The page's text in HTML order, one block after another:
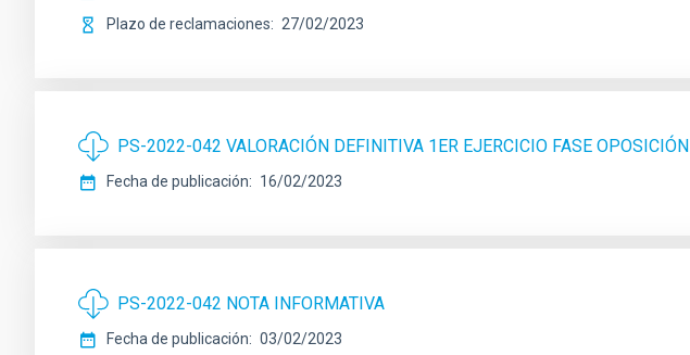
Plazo de reclamaciones
27/02/2023
PS-2022-042 VALORACIÓN DEFINITIVA 1ER EJERCICIO FASE OPOSICIÓN
Fecha de publicación 16/02/2023
PS-2022-042 NOTA INFORMATIVA
Fecha de publicación 03/02/2023